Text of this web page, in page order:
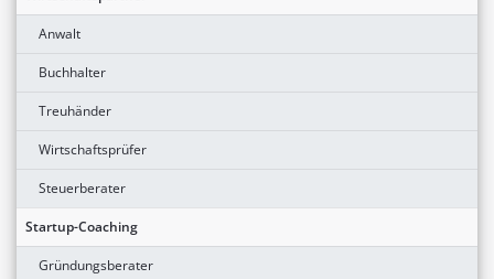
Anwalt
Buchhalter
Treuhänder
Wirtschaftsprüfer
Steuerberater
Startup-Coaching
Gründungsberater